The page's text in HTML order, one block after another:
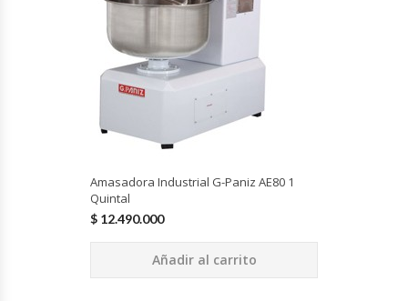
Amasadora Industrial G-Paniz AE80 1
Quintal
$ 12.490.000
Añadir al carrito